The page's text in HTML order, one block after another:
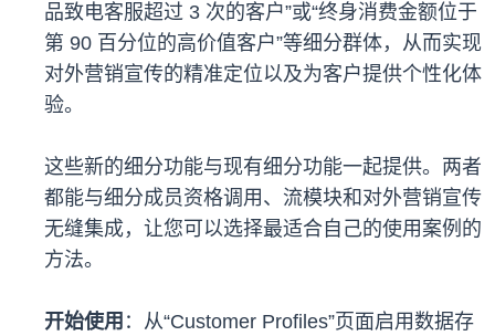
品致电客服超过 3 次的客户”或“终身消费金额位于
第 90 百分位的高价值客户”等细分群体，从而实现
对外营销宣传的精准定位以及为客户提供个性化体
验。
这些新的细分功能与现有细分功能一起提供。两者
都能与细分成员资格调用、流模块和对外营销宣传
无缝集成，让您可以选择最适合自己的使用案例的
方法。
开始使用 ：从“Customer Profiles”页面启用数据存